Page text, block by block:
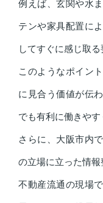
テンや家具配置に
してすぐに感じ取る
このようなポイン
に見合う価値が伝
でも有利に働きやす
さらに、大阪市内
の立場に立った情報
不動産流通の現場